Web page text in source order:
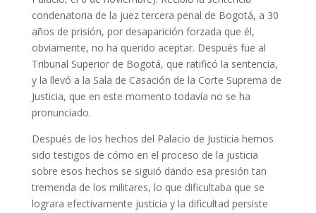
condenatoria de la juez tercera penal de Bogotá, a 30
años de prisión, por desaparición forzada que él,
obviamente, no ha querido aceptar. Después fue al
Tribunal Superior de Bogotá, que ratificó la sentencia,
y la llevó a la Sala de Casación de la Corte Suprema de
Justicia, que en este momento todavía no se ha
pronunciado.
Después de los hechos del Palacio de Justicia hemos
sido testigos de cómo en el proceso de la justicia
sobre esos hechos se siguió dando esa presión tan
tremenda de los militares, lo que dificultaba que se
lograra efectivamente justicia y la dificultad persiste